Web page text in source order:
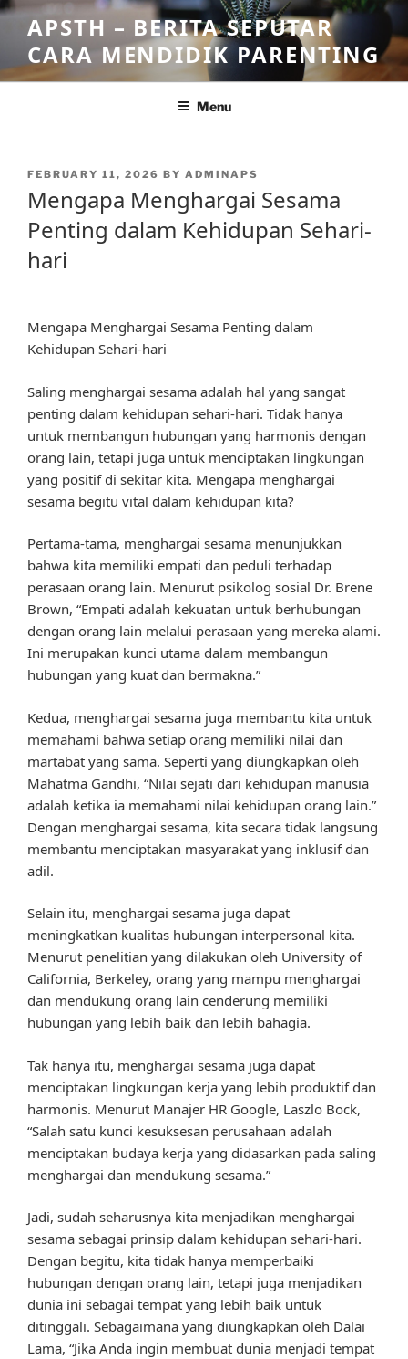
Skip
content
APSTH – BERITA SEPUTAR
CARA MENDIDIK PARENTING
Menu
POSTED
FEBRUARY 11, 2026 BY ADMINAPS
Mengapa Menghargai Sesama
Penting dalam Kehidupan Sehari-
hari
Mengapa Menghargai Sesama Penting dalam
Kehidupan Sehari-hari
Saling menghargai sesama adalah hal yang sangat
penting dalam kehidupan sehari-hari. Tidak hanya
untuk membangun hubungan yang harmonis dengan
orang lain, tetapi juga untuk menciptakan lingkungan
yang positif di sekitar kita. Mengapa menghargai
sesama begitu vital dalam kehidupan kita?
Pertama-tama, menghargai sesama menunjukkan
bahwa kita memiliki empati dan peduli terhadap
perasaan orang lain. Menurut psikolog sosial Dr. Brene
Brown, “Empati adalah kekuatan untuk berhubungan
dengan orang lain melalui perasaan yang mereka alami.
Ini merupakan kunci utama dalam membangun
hubungan yang kuat dan bermakna.”
Kedua, menghargai sesama juga membantu kita untuk
memahami bahwa setiap orang memiliki nilai dan
martabat yang sama. Seperti yang diungkapkan oleh
Mahatma Gandhi, “Nilai sejati dari kehidupan manusia
adalah ketika ia memahami nilai kehidupan orang lain.”
Dengan menghargai sesama, kita secara tidak langsung
membantu menciptakan masyarakat yang inklusif dan
adil.
Selain itu, menghargai sesama juga dapat
meningkatkan kualitas hubungan interpersonal kita.
Menurut penelitian yang dilakukan oleh University of
California, Berkeley, orang yang mampu menghargai
dan mendukung orang lain cenderung memiliki
hubungan yang lebih baik dan lebih bahagia.
Tak hanya itu, menghargai sesama juga dapat
menciptakan lingkungan kerja yang lebih produktif dan
harmonis. Menurut Manajer HR Google, Laszlo Bock,
“Salah satu kunci kesuksesan perusahaan adalah
menciptakan budaya kerja yang didasarkan pada saling
menghargai dan mendukung sesama.”
Jadi, sudah seharusnya kita menjadikan menghargai
sesama sebagai prinsip dalam kehidupan sehari-hari.
Dengan begitu, kita tidak hanya memperbaiki
hubungan dengan orang lain, tetapi juga menjadikan
dunia ini sebagai tempat yang lebih baik untuk
ditinggali. Sebagaimana yang diungkapkan oleh Dalai
Lama, “Jika Anda ingin membuat dunia menjadi tempat